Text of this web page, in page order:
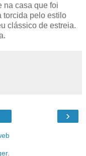
na casa que foi
torcida pelo estilo
clássico de estreia.
›
.